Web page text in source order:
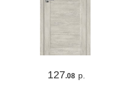
127.08 р.